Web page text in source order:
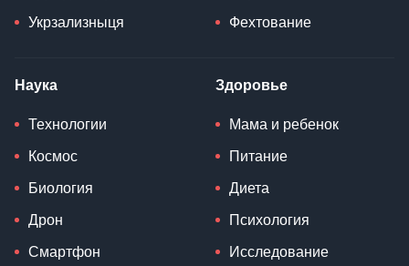
Укрзализныця Фехтование
Наука
Технологии
Космос
Биология
Дрон
Смартфон
Здоровье
Мама и ребенок
Питание
Диета
Психология
Исследование